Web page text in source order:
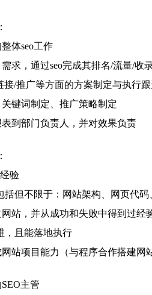
体seo工作
，通过seo完成其排名/流量/收
/推广等方面的方案制定与执行跟
词制定、推广策略制定
部门负责人，并对效果负责
验
但不限于：网站架构、网页代码
，并从成功和失败中得到过经
且能落地执行
项目能力（与程序合作搭建网
主管